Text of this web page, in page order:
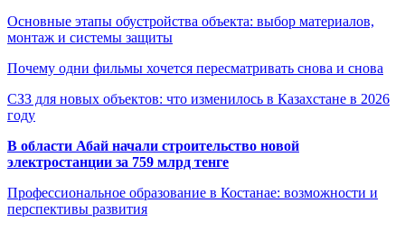
Основные этапы обустройства объекта: выбор материалов,
монтаж и системы защиты
Почему одни фильмы хочется пересматривать снова и снова
СЗЗ для новых объектов: что изменилось в Казахстане в 2026
году
В области Абай начали строительство новой
электростанции за 759 млрд тенге
Профессиональное образование в Костанае: возможности и
перспективы развития